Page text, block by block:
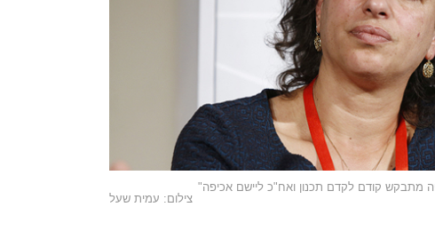
מתבקש קודם לקדם תכנון ואח"כ ליישם אכיפה"
צילום: עמית שעל